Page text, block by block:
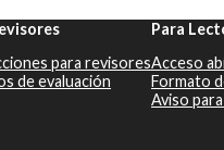
para revisores
de evaluación
Para
Acceso
Formato
Aviso